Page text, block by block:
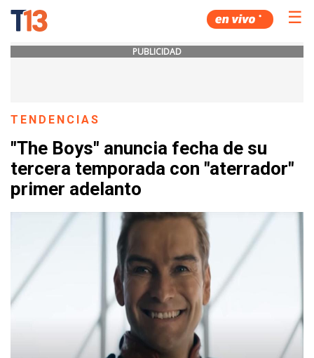
☰
PUBLICIDAD
TENDENCIAS
"The Boys" anuncia fecha de su
tercera temporada con "aterrador"
primer adelanto